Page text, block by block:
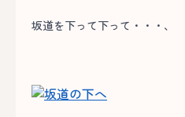
坂道を下って下って・・・、